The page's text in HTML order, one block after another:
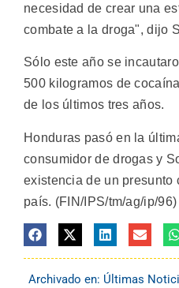
necesidad de crear una
combate a la droga", dijo
Sólo este año se
500 kilogramos de
de los últimos tres años.
Honduras pasó en la
consumidor de drogas y
existencia de un presunto
país. (FIN/IPS/tm/ag/ip/96)
Archivado en: Últimas